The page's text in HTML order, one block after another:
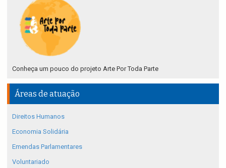
Conheça um pouco do projeto Arte Por Toda Parte
Áreas de atuação
Direitos Humanos
Economia Solidária
Emendas Parlamentares
Voluntariado